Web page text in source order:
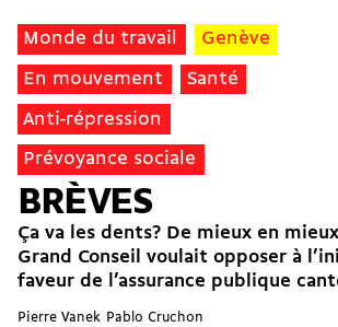
Monde du travail Genève
En mouvement Santé
Anti-répression
Prévoyance sociale
BRÈVES
Ça va les dents? De mieux en
Grand Conseil voulait opposer à
faveur de l’assurance publique
Pierre Vanek Pablo Cruchon